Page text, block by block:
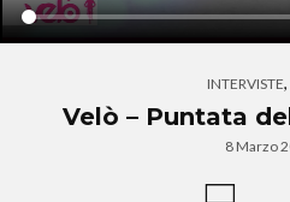
INTERVISTE,
Velò – Puntata
8 Marzo